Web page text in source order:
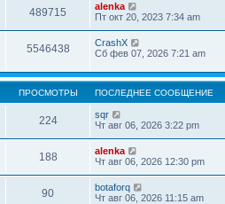
489715
alenka
Пт окт 20, 2023 7:34 am
5546438
CrashX
Сб фев 07, 2026 7:21 am
ПРОСМОТРЫ ПОСЛЕДНЕЕ СООБЩЕНИЕ
224
sqr
Чт авг 06, 2026 3:22 pm
188
alenka
Чт авг 06, 2026 12:30 pm
90
botaforq
Чт авг 06, 2026 11:15 am